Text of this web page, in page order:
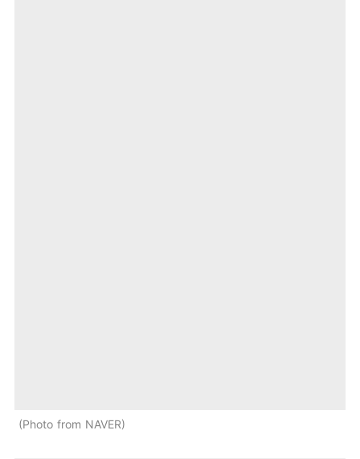
Photo from NAVER